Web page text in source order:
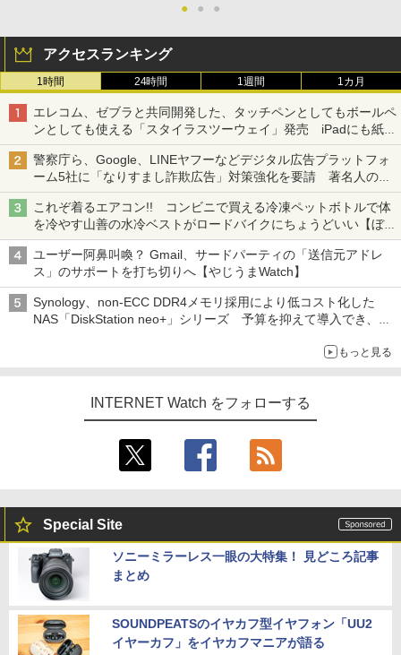
● ● ●
アクセスランキング
1時間 24時間 1週間 1カ月
エレコム、ゼブラと共同開発した、タッチペンとしてもボールペ
ンとしても使える「スタイラスツーウェイ」発売 iPadにも紙に
も、持ち替えずに書き込める
警察庁ら、Google、LINEヤフーなどデジタル広告プラットフォ
ーム5社に「なりすまし詐欺広告」対策強化を要請 著名人の写
真や映像を使った投資詐欺などへの対策として
これぞ着るエアコン!! コンビニで買える冷凍ペットボトルで体
を冷やす山善の水冷ベストがロードバイクにちょうどいい【ぼっ
ち・ざ・ろーど！その14】【空いた時間でなにしてる？】
ユーザー阿鼻叫喚？ Gmail、サードパーティの「送信元アドレ
ス」のサポートを打ち切りへ【やじうまWatch】
Synology、non-ECC DDR4メモリ採用により低コスト化した
NAS「DiskStation neo+」シリーズ 予算を抑えて導入でき、
もっと見る
INTERNET Watch をフォローする
Special Site
ソニーミラーレス一眼の大特集！ 見どころ記事
まとめ
SOUNDPEATSのイヤカフ型イヤフォン「UU2
イヤーカフ」をイヤカフマニアが語る